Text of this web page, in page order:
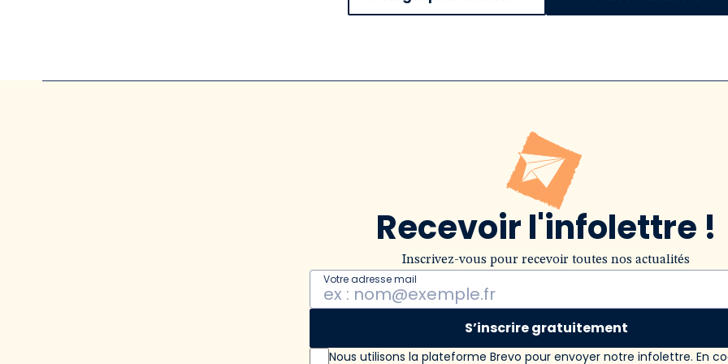
Recevoir l'infolettre !
Inscrivez-vous pour recevoir toutes nos actualités
Votre adresse mail
S’inscrire gratuitement
Nous utilisons la plateforme Brevo pour envoyer notre infolettre. En